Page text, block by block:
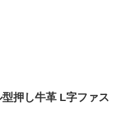
押し牛革 L字ファス